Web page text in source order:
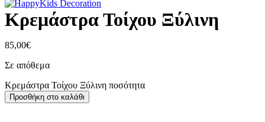
Κρεμάστρα Τοίχου Ξύλινη
85,00€
Σε απόθεμα
Κρεμάστρα Τοίχου Ξύλινη ποσότητα
Προσθήκη στο καλάθι